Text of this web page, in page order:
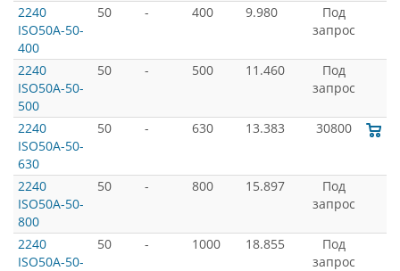
2240
ISO50A-50-
400
50 - 400 9.980
Под
запрос
2240
ISO50A-50-
500
50 - 500 11.460
Под
запрос
2240
ISO50A-50-
630
50 - 630 13.383 30800
2240
ISO50A-50-
800
50 - 800 15.897
Под
запрос
2240
ISO50A-50-
50 - 1000 18.855
Под
запрос